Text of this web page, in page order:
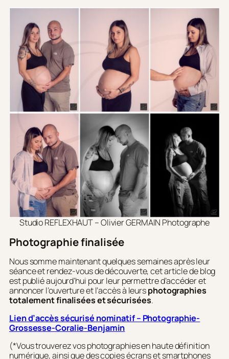
Studio REFLEXHAUT – Olivier GERMAIN Photographe
Photographie finalisée
Nous somme maintenant quelques semaines après leur
séance et rendez-vous de découverte, cet article de blog
est publié aujourd’hui pour leur permettre d’accéder et
annoncer l’ouverture et l’accès à leursphotographies
totalement finalisées et sécurisées.
Lien d’accès sécurisé nominatif – Photographie-
Grossesse-Coralie-Benjamin
(*Vous trouverez vos photographies en haute définition
numérique, ainsi que des copies écrans et smartphones